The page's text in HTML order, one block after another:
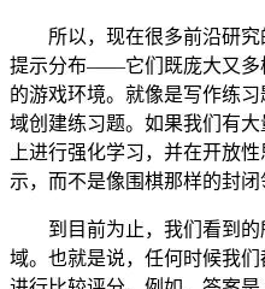
所以，现在很多前沿研究
提示分布——它们既庞大又多
的游戏环境。就像是写作练
域创建练习题。如果我们有
上进行强化学习，并在开放
示，而不是像围棋那样的封闭
到目前为止，我们看到的
域。也就是说，任何时候我